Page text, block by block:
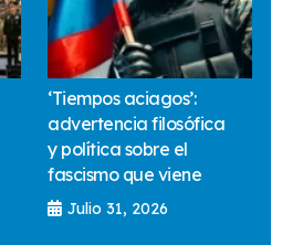
‘Tiempos aciagos’:
advertencia filosófica
y política sobre el
fascismo que viene
Julio 31, 2026